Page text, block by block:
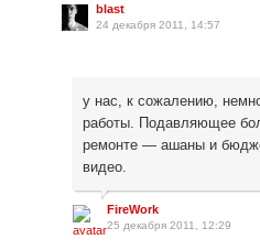
blast
24 декабря 2011, 14:57
у нас, к сожалению,
работы. Подавляющее
ремонте — ашаны и
видео.
FireWork
25 декабря 2011, 12:29